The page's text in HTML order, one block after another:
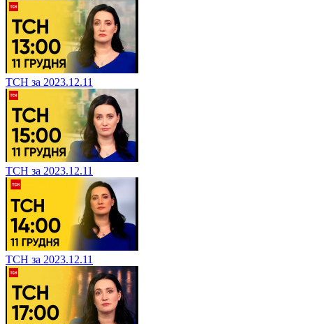
ТСН за 2023.12.11
ТСН за 2023.12.11
ТСН за 2023.12.11